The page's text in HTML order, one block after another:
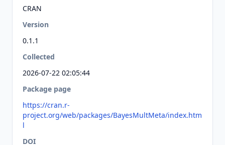
CRAN
Version
0.1.1
Collected
2026-07-22 02:05:44
Package page
https://cran.r-
project.org/web/packages/BayesMultMeta/index.htm
l
DOI